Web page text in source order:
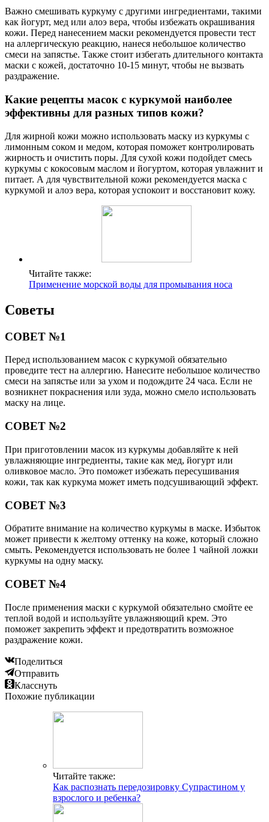
Важно смешивать куркуму с другими ингредиентами, такими
как йогурт, мед или алоэ вера, чтобы избежать окрашивания
кожи. Перед нанесением маски рекомендуется провести тест
на аллергическую реакцию, нанеся небольшое количество
смеси на запястье. Также стоит избегать длительного контакта
маски с кожей, достаточно 10-15 минут, чтобы не вызвать
раздражение.
Какие рецепты масок с куркумой наиболее
эффективны для разных типов кожи?
Для жирной кожи можно использовать маску из куркумы с
лимонным соком и медом, которая поможет контролировать
жирность и очистить поры. Для сухой кожи подойдет смесь
куркумы с кокосовым маслом и йогуртом, которая увлажнит и
питает. А для чувствительной кожи рекомендуется маска с
куркумой и алоэ вера, которая успокоит и восстановит кожу.
Читайте также:
Применение морской воды для промывания носа
Советы
СОВЕТ №1
Перед использованием масок с куркумой обязательно
проведите тест на аллергию. Нанесите небольшое количество
смеси на запястье или за ухом и подождите 24 часа. Если не
возникнет покраснения или зуда, можно смело использовать
маску на лице.
СОВЕТ №2
При приготовлении масок из куркумы добавляйте к ней
увлажняющие ингредиенты, такие как мед, йогурт или
оливковое масло. Это поможет избежать пересушивания
кожи, так как куркума может иметь подсушивающий эффект.
СОВЕТ №3
Обратите внимание на количество куркумы в маске. Избыток
может привести к желтому оттенку на коже, который сложно
смыть. Рекомендуется использовать не более 1 чайной ложки
куркумы на одну маску.
СОВЕТ №4
После применения маски с куркумой обязательно смойте ее
теплой водой и используйте увлажняющий крем. Это
поможет закрепить эффект и предотвратить возможное
раздражение кожи.
Поделиться
Отправить
Класснуть
Похожие публикации
Читайте также:
Как распознать передозировку Супрастином у
взрослого и ребенка?